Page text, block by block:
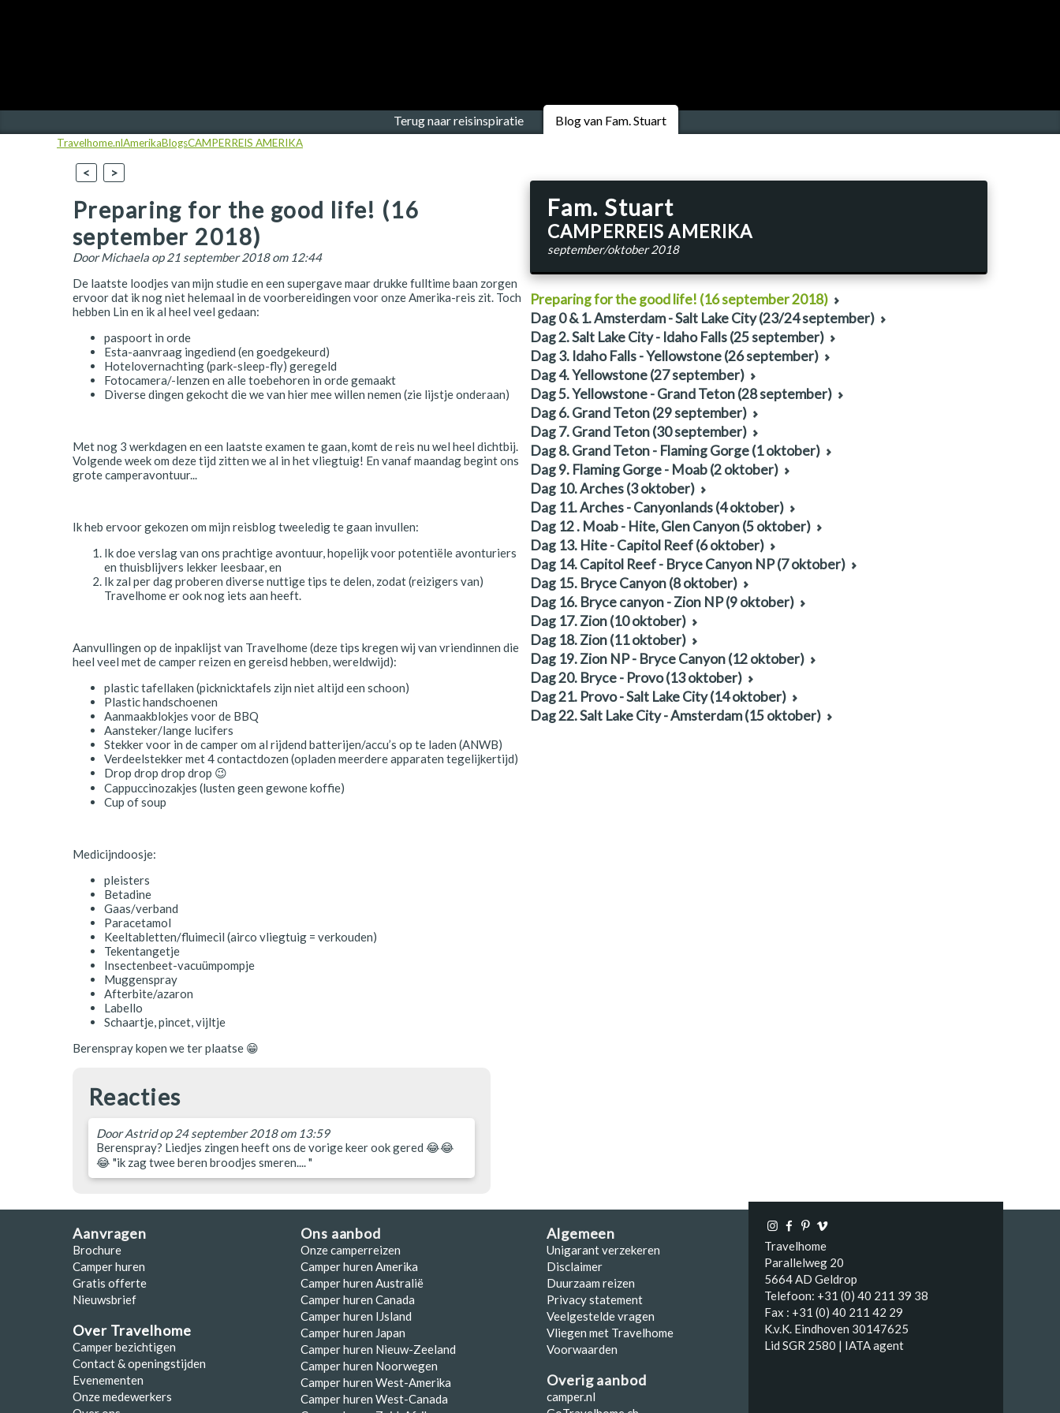
IJsland
Nieuw-Zeeland
Terug naar reisinspiratie Blog van Fam. Stuart
Travelhome.nlAmerikaBlogsCAMPERREIS AMERIKA
< >
Preparing for the good life! (16
september 2018)
DoorMichaela op 21 september 2018 om 12:44
De laatste loodjes van mijn studie en een supergave maar drukke fulltime baan zorgen
ervoor dat ik nog niet helemaal in de voorbereidingen voor onze Amerika-reis zit. Toch
hebben Lin en ik al heel veel gedaan:
paspoort in orde
Esta-aanvraag ingediend (en goedgekeurd)
Hotelovernachting (park-sleep-fly) geregeld
Fotocamera/-lenzen en alle toebehoren in orde gemaakt
Diverse dingen gekocht die we van hier mee willen nemen (zie lijstje onderaan)
Met nog 3 werkdagen en een laatste examen te gaan, komt de reis nu wel heel dichtbij.
Volgende week om deze tijd zitten we al in het vliegtuig! En vanaf maandag begint ons
grote camperavontuur...
Ik heb ervoor gekozen om mijn reisblog tweeledig te gaan invullen:
Ik doe verslag van ons prachtige avontuur, hopelijk voor potentiële avonturiers
en thuisblijvers lekker leesbaar, en
Ik zal per dag proberen diverse nuttige tips te delen, zodat (reizigers van)
Travelhome er ook nog iets aan heeft.
Aanvullingen op de inpaklijst van Travelhome (deze tips kregen wij van vriendinnen die
heel veel met de camper reizen en gereisd hebben, wereldwijd):
plastic tafellaken (picknicktafels zijn niet altijd een schoon)
Plastic handschoenen
Aanmaakblokjes voor de BBQ
Aansteker/lange lucifers
Stekker voor in de camper om al rijdend batterijen/accu’s op te laden (ANWB)
Verdeelstekker met 4 contactdozen (opladen meerdere apparaten tegelijkertijd)
Drop drop drop drop 😉
Cappuccinozakjes (lusten geen gewone koffie)
Cup of soup
Medicijndoosje:
pleisters
Betadine
Gaas/verband
Paracetamol
Keeltabletten/fluimecil (airco vliegtuig = verkouden)
Tekentangetje
Insectenbeet-vacuümpompje
Muggenspray
Afterbite/azaron
Labello
Schaartje, pincet, vijltje
Berenspray kopen we ter plaatse 😁
Reacties
DoorAstrid op 24 september 2018 om 13:59
Berenspray? Liedjes zingen heeft ons de vorige keer ook gered 😂😂
😂 "ik zag twee beren broodjes smeren.... "
Fam. Stuart
CAMPERREIS AMERIKA
september/oktober 2018
Preparing for the good life! (16 september 2018)
Dag 0 & 1. Amsterdam - Salt Lake City (23/24 september)
Dag 2. Salt Lake City - Idaho Falls (25 september)
Dag 3. Idaho Falls - Yellowstone (26 september)
Dag 4. Yellowstone (27 september)
Dag 5. Yellowstone - Grand Teton (28 september)
Dag 6. Grand Teton (29 september)
Dag 7. Grand Teton (30 september)
Dag 8. Grand Teton - Flaming Gorge (1 oktober)
Dag 9. Flaming Gorge - Moab (2 oktober)
Dag 10. Arches (3 oktober)
Dag 11. Arches - Canyonlands (4 oktober)
Dag 12 . Moab - Hite, Glen Canyon (5 oktober)
Dag 13. Hite - Capitol Reef (6 oktober)
Dag 14. Capitol Reef - Bryce Canyon NP (7 oktober)
Dag 15. Bryce Canyon (8 oktober)
Dag 16. Bryce canyon - Zion NP (9 oktober)
Dag 17. Zion (10 oktober)
Dag 18. Zion (11 oktober)
Dag 19. Zion NP - Bryce Canyon (12 oktober)
Dag 20. Bryce - Provo (13 oktober)
Dag 21. Provo - Salt Lake City (14 oktober)
Dag 22. Salt Lake City - Amsterdam (15 oktober)
Aanvragen
Brochure
Camper huren
Gratis offerte
Nieuwsbrief
Over Travelhome
Camper bezichtigen
Contact & openingstijden
Evenementen
Onze medewerkers
Ons aanbod
Onze camperreizen
Camper huren Amerika
Camper huren Australië
Camper huren Canada
Camper huren IJsland
Camper huren Japan
Camper huren Nieuw-Zeeland
Camper huren Noorwegen
Camper huren West-Amerika
Camper huren West-Canada
Algemeen
Unigarant verzekeren
Disclaimer
Duurzaam reizen
Privacy statement
Veelgestelde vragen
Vliegen met Travelhome
Voorwaarden
Overig aanbod
camper.nl
Travelhome
Parallelweg 20
5664 AD Geldrop
Telefoon: +31 (0) 40 211 39 38
Fax : +31 (0) 40 211 42 29
K.v.K. Eindhoven 30147625
Lid SGR 2580 | IATA agent